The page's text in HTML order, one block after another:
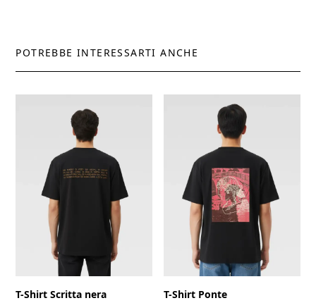
POTREBBE INTERESSARTI ANCHE
T-Shirt Scritta nera T-Shirt Ponte